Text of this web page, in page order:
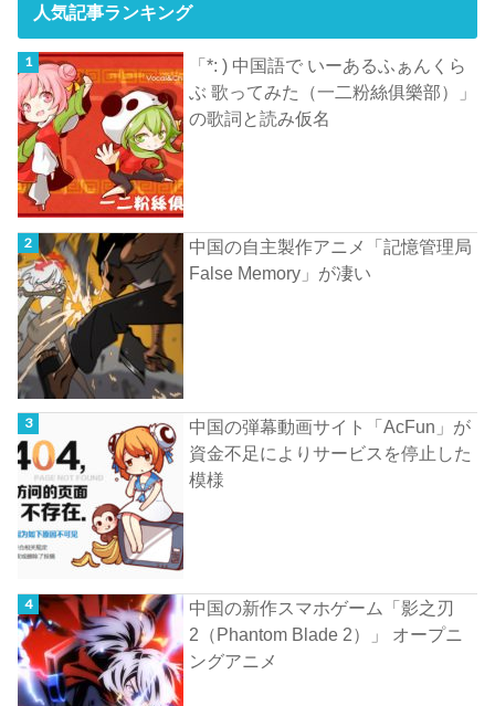
人気記事ランキング
「*: ) 中国語で いーあるふぁんくら
ぶ 歌ってみた（一二粉絲俱樂部）」
の歌詞と読み仮名
中国の自主製作アニメ「記憶管理局
False Memory」が凄い
中国の弾幕動画サイト「AcFun」が
資金不足によりサービスを停止した
模様
中国の新作スマホゲーム「影之刃
2（Phantom Blade 2）」 オープニ
ングアニメ